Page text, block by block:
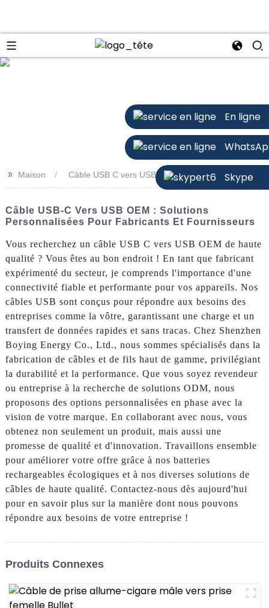
En ligne
Skype
>> Maison Câble USB C vers USB OEM
Câble USB-C Vers USB OEM : Solutions
Personnalisées Pour Fabricants Et Fournisseurs
Vous recherchez un câble USB C vers USB OEM de haute
qualité ? Vous êtes au bon endroit ! En tant que fabricant
expérimenté du secteur, je comprends l'importance d'une
connectivité fiable et performante pour vos appareils. Nos
câbles USB sont conçus pour répondre aux besoins des
entreprises comme la vôtre, garantissant une charge et un
transfert de données rapides et sans tracas. Chez Shenzhen
Boying Energy Co., Ltd., nous sommes spécialisés dans la
fabrication de câbles et de fils haut de gamme, privilégiant
la durabilité et la performance. Que vous soyez revendeur
ou entreprise à la recherche de solutions ODM, nous
proposons des options personnalisées en phase avec la
vision de votre marque. En collaborant avec nous, vous
obtenez non seulement un produit, mais aussi une
promesse de qualité et d'innovation. Travaillons ensemble
pour améliorer votre offre grâce à nos batteries
rechargeables écologiques et à nos diverses solutions de
câbles de haute qualité. Contactez-nous dès aujourd'hui
pour en savoir plus sur la manière dont nous pouvons
répondre aux besoins de votre entreprise !
Produits Connexes